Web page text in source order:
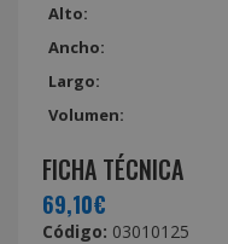
Alto:
Ancho:
Largo:
Volumen:
FICHA TÉCNICA
69,10€
Código: 03010125